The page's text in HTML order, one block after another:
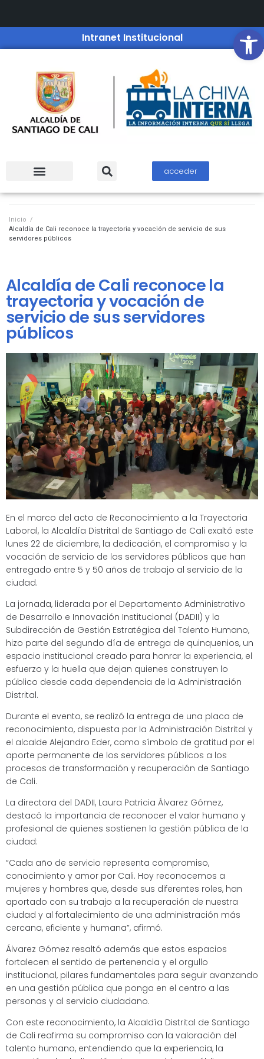
Intranet Institucional
acceder
Inicio /
Alcaldía de Cali reconoce la trayectoria y vocación de servicio de sus
servidores públicos
Alcaldía de Cali reconoce la
trayectoria y vocación de
servicio de sus servidores
públicos
En el marco del acto de Reconocimiento a la Trayectoria
Laboral, la Alcaldía Distrital de Santiago de Cali exaltó este
lunes 22 de diciembre, la dedicación, el compromiso y la
vocación de servicio de los servidores públicos que han
entregado entre 5 y 50 años de trabajo al servicio de la
ciudad.
La jornada, liderada por el Departamento Administrativo
de Desarrollo e Innovación Institucional (DADII) y la
Subdirección de Gestión Estratégica del Talento Humano,
hizo parte del segundo día de entrega de quinquenios, un
espacio institucional creado para honrar la experiencia, el
esfuerzo y la huella que dejan quienes construyen lo
público desde cada dependencia de la Administración
Distrital.
Durante el evento, se realizó la entrega de una placa de
reconocimiento, dispuesta por la Administración Distrital y
el alcalde Alejandro Eder, como símbolo de gratitud por el
aporte permanente de los servidores públicos a los
procesos de transformación y recuperación de Santiago
de Cali.
La directora del DADII, Laura Patricia Álvarez Gómez,
destacó la importancia de reconocer el valor humano y
profesional de quienes sostienen la gestión pública de la
ciudad:
“Cada año de servicio representa compromiso,
conocimiento y amor por Cali. Hoy reconocemos a
mujeres y hombres que, desde sus diferentes roles, han
aportado con su trabajo a la recuperación de nuestra
ciudad y al fortalecimiento de una administración más
cercana, eficiente y humana”, afirmó.
Álvarez Gómez resaltó además que estos espacios
fortalecen el sentido de pertenencia y el orgullo
institucional, pilares fundamentales para seguir avanzando
en una gestión pública que ponga en el centro a las
personas y al servicio ciudadano.
Con este reconocimiento, la Alcaldía Distrital de Santiago
de Cali reafirma su compromiso con la valoración del
talento humano, entendiendo que la experiencia, la